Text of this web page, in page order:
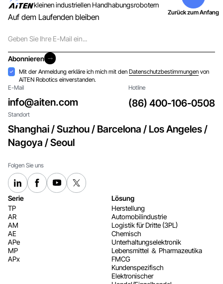
kleinen industriellen Handhabungsrobotern
Auf dem Laufenden bleiben
Mail
Abonnieren
Abonnieren
Akzeptanz
Mit der Anmeldung erkläre ich mich mit den Datenschutzbestimmungenvon
AiTEN Robotics einverstanden.
E-Mail
info@aiten.com
Hotline
(86) 400-106-0508
Standort
Shanghai / Suzhou / Barcelona / Los Angeles /
Nagoya / Seoul
Folgen Sie uns
Serie
TP
AR
AM
AE
APe
MP
APx
Lösung
Herstellung
Automobilindustrie
Logistik für Dritte (3PL)
Chemisch
Unterhaltungselektronik
Lebensmittel ＆ Pharmazeutika
FMCG
Kundenspezifisch
Elektronischer
Zurück zum Anfang